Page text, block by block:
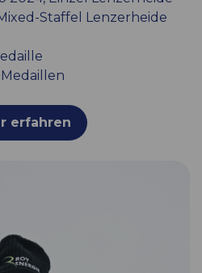
Staffel Lenzerheide
Medaillen
erfahren